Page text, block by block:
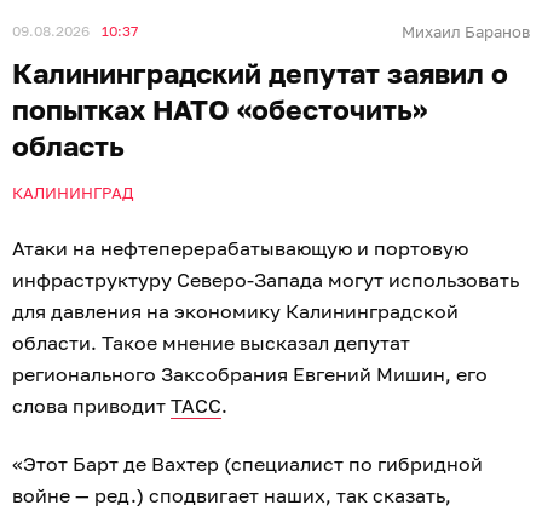
09.08.2026 10:37 Михаил Баранов
Калининградский депутат заявил о
попытках НАТО «обесточить»
область
КАЛИНИНГРАД
Атаки на нефтеперерабатывающую и портовую
инфраструктуру Северо-Запада могут использовать
для давления на экономику Калининградской
области. Такое мнение высказал депутат
регионального Заксобрания Евгений Мишин, его
слова приводит ТАСС.
«Этот Барт де Вахтер (специалист по гибридной
войне — ред.) сподвигает наших, так сказать,